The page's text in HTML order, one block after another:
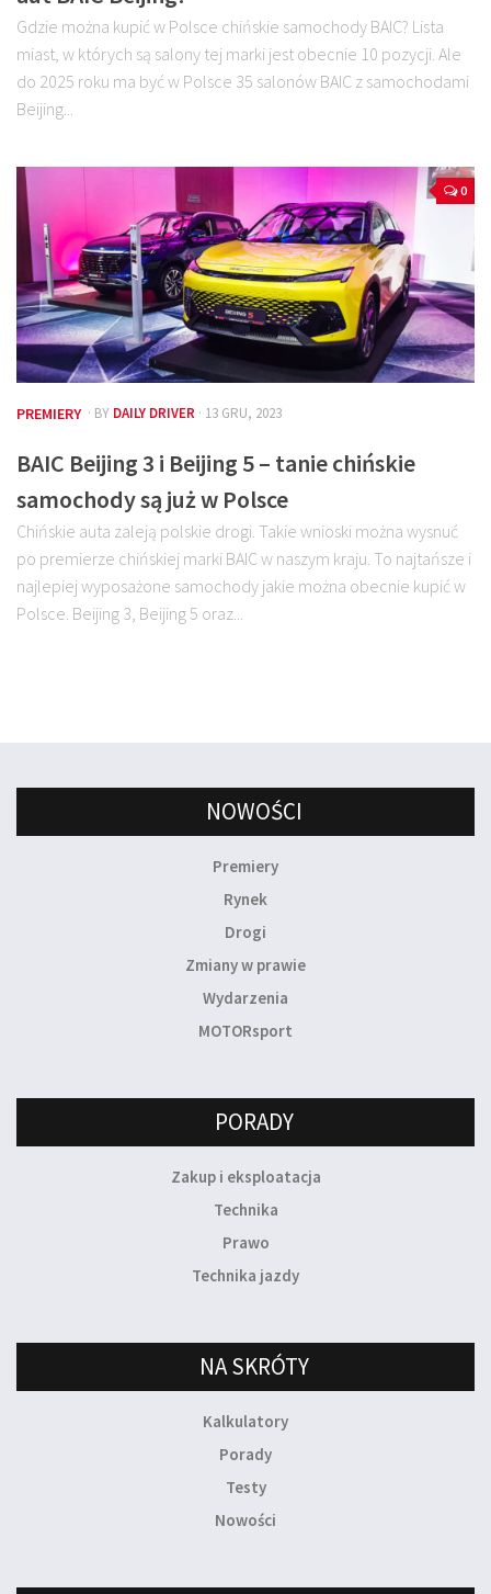
Gdzie można kupić w Polsce chińskie samochody BAIC? Lista
miast, w których są salony tej marki jest obecnie 10 pozycji. Ale
do 2025 roku ma być w Polsce 35 salonów BAIC z samochodami
Beijing...
0
PREMIERY · BY DAILY DRIVER · 13 GRU, 2023
BAIC Beijing 3 i Beijing 5 – tanie chińskie
samochody są już w Polsce
Chińskie auta zaleją polskie drogi. Takie wnioski można wysnuć
po premierze chińskiej marki BAIC w naszym kraju. To najtańsze i
najlepiej wyposażone samochody jakie można obecnie kupić w
Polsce. Beijing 3, Beijing 5 oraz...
NOWOŚCI
Premiery
Rynek
Drogi
Zmiany w prawie
Wydarzenia
MOTORsport
PORADY
Zakup i eksploatacja
Technika
Prawo
Technika jazdy
NA SKRÓTY
Kalkulatory
Porady
Testy
Nowości